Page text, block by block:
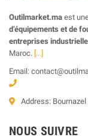
Outilmarket.ma est
d’équipements et de
entreprises
Maroc. [...]
Email:
Address:
NOUS SUIVRE